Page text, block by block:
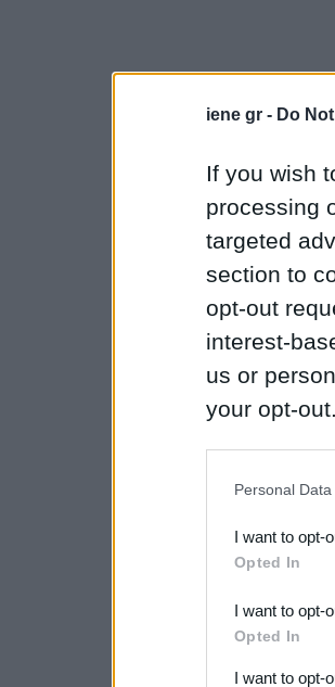
iene gr - Do
If you wish
processing
targeted
section to
opt-out
interest-
us or
your opt-
third parties.
Personal
I want to opt-
Opted In
I want to opt-
Opted In
I want to opt-